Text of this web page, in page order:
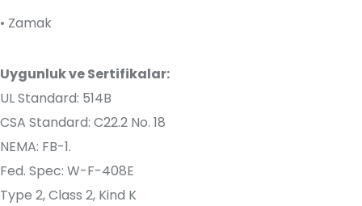
• Zamak
Uygunluk ve Sertifikalar:
UL Standard: 514B
CSA Standard: C22.2 No. 18
NEMA: FB-1.
Fed. Spec: W-F-408E
Type 2, Class 2, Kind K